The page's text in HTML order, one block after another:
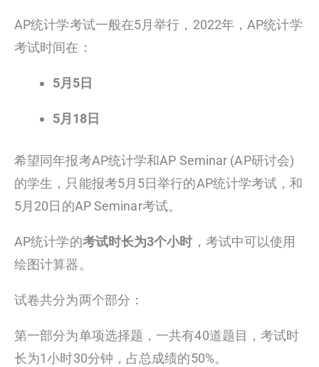
AP统计学考试一般在5月举行，2022年，AP统计学
考试时间在：
5月5日
5月18日
希望同年报考AP统计学和AP Seminar (AP研讨会)
的学生，只能报考5月5日举行的AP统计学考试，和
5月20日的AP Seminar考试。
AP统计学的考试时长为3个小时，考试中可以使用
绘图计算器。
试卷共分为两个部分：
第一部分为单项选择题，一共有40道题目，考试时
长为1小时30分钟，占总成绩的50%。